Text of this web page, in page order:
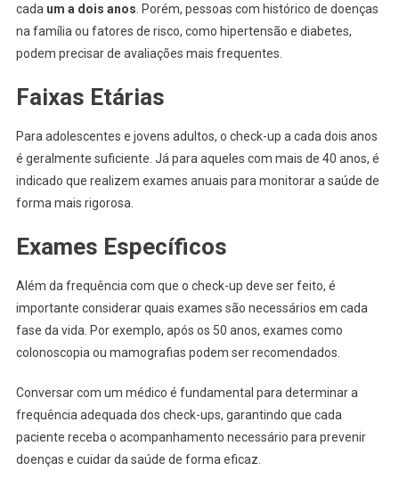
cada um a dois anos . Porém, pessoas com histórico de doenças
na família ou fatores de risco, como hipertensão e diabetes,
podem precisar de avaliações mais frequentes.
Faixas Etárias
Para adolescentes e jovens adultos, o check-up a cada dois anos
é geralmente suficiente. Já para aqueles com mais de 40 anos, é
indicado que realizem exames anuais para monitorar a saúde de
forma mais rigorosa.
Exames Específicos
Além da frequência com que o check-up deve ser feito, é
importante considerar quais exames são necessários em cada
fase da vida. Por exemplo, após os 50 anos, exames como
colonoscopia ou mamografias podem ser recomendados.
Conversar com um médico é fundamental para determinar a
frequência adequada dos check-ups, garantindo que cada
paciente receba o acompanhamento necessário para prevenir
doenças e cuidar da saúde de forma eficaz.